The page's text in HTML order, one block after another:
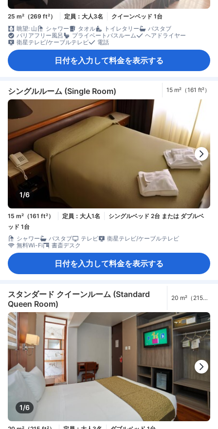
25 m²（269 ft²） 定員：大人3名
クイーンベッド 1台
眺望: 山
シャワー タオル トイレタリー
バスタブ
バリアフリー風呂
プライベートバスルーム
ヘアドライヤー
衛星テレビ/ケーブルテレビ
電話
日付を入力して料金を表示する
シングルルーム (Single Room) 15 m²（161 ft²）
1/6
15 m²（161 ft²） 定員：大人1名
シングルベッド 2台 または ダブルベ
ッド 1台
シャワー
バスタブ テレビ
衛星テレビ/ケーブルテレビ
無料Wi-Fi
書斎デスク
日付を入力して料金を表示する
スタンダード クイーンルーム (Standard
Queen Room)
20 m²（215
1/6